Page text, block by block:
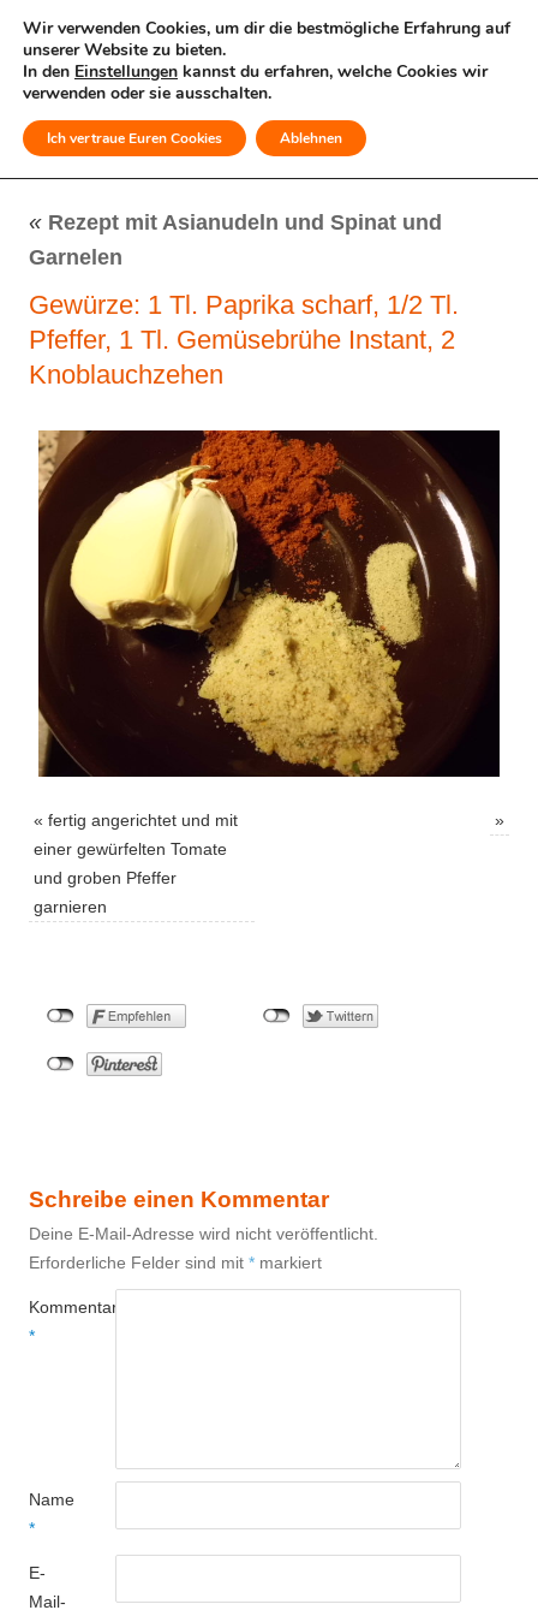
MENÜ
« Rezept mit Asianudeln und Spinat und
Garnelen
Gewürze: 1 Tl. Paprika scharf, 1/2 Tl.
Pfeffer, 1 Tl. Gemüsebrühe Instant, 2
Knoblauchzehen
« fertig angerichtet und mit
einer gewürfelten Tomate
und groben Pfeffer
garnieren
»
Schreibe einen Kommentar
Deine E-Mail-Adresse wird nicht veröffentlicht.
Erforderliche Felder sind mit * markiert
Kommentar
*
Name
*
E-
Mail-
Wir verwenden Cookies, um dir die bestmögliche Erfahrung auf
unserer Website zu bieten.
In den Einstellungen kannst du erfahren, welche Cookies wir
verwenden oder sie ausschalten.
Ich vertraue Euren Cookies Ablehnen